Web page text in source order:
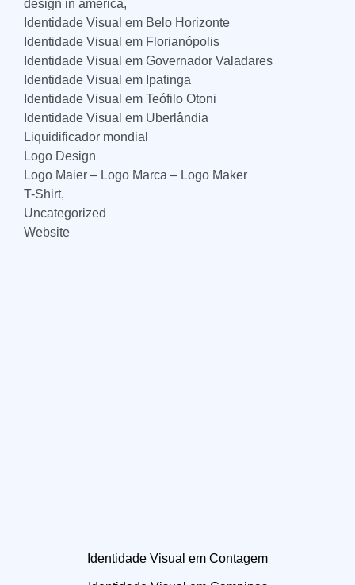
design in america,
Identidade Visual em Belo Horizonte
Identidade Visual em Florianópolis
Identidade Visual em Governador Valadares
Identidade Visual em Ipatinga
Identidade Visual em Teófilo Otoni
Identidade Visual em Uberlândia
Liquidificador mondial
Logo Design
Logo Maier – Logo Marca – Logo Maker
T-Shirt,
Uncategorized
Website
Identidade Visual em Contagem